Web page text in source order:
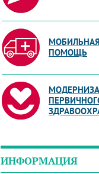
ПОМОЩЬ
ИНФОРМАЦИЯ